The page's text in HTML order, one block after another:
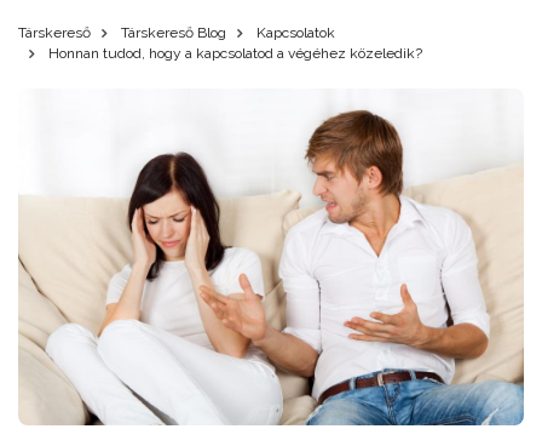
Társkereső Társkereső Blog
Kapcsolatok
Honnan tudod, hogy a kapcsolatod a végéhez közeledik?